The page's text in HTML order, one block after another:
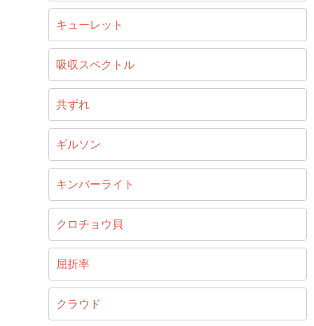
キューレット
吸収スペクトル
共ずれ
ギルソン
キンバーライト
クロチョウ貝
屈折率
クラウド